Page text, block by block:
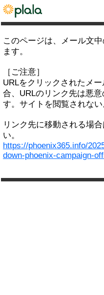
このページは、メール文
ます。
［ご注意］
URLをクリックされたメ
合、URLのリンク先は悪
す。サイトを閲覧されない
リンク先に移動される場
い。
https://phoenix365.info/
down-phoenix-campaign-